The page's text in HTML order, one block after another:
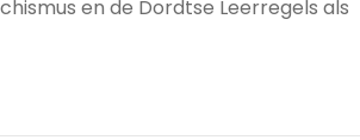
en de Dordtse Leerregels als